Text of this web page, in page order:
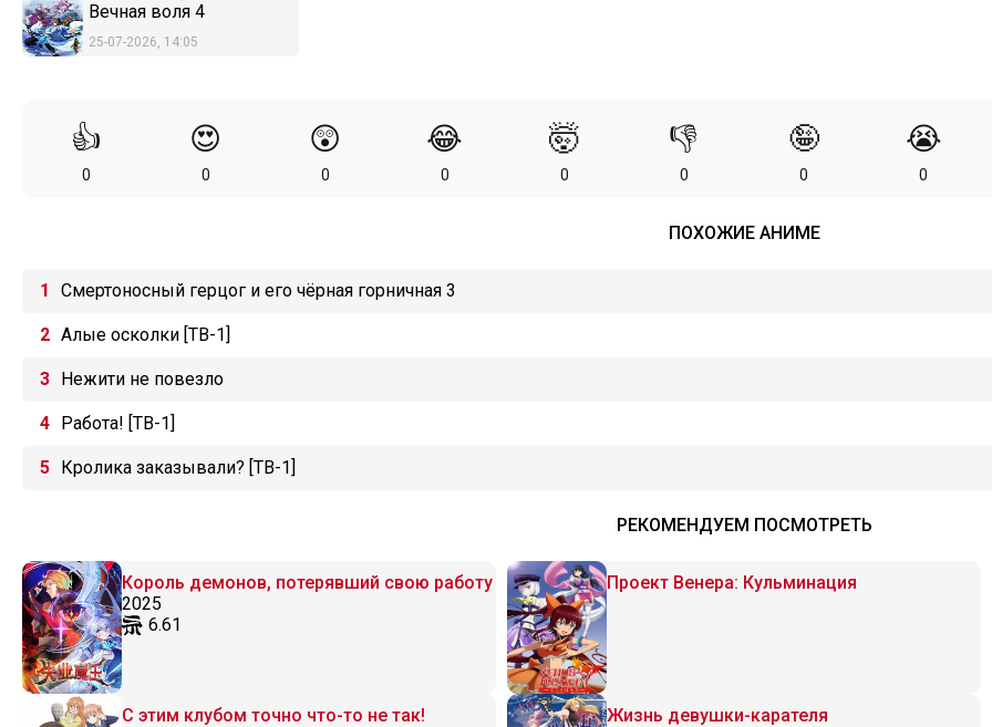
Вечная воля 4
25-07-2026, 14:05
👍
0
😍
0
😲
0
😂
0
🤯
0
👎
0
🤪
0
😭
0
ПОХОЖИЕ АНИМЕ
Смертоносный герцог и его чёрная горничная 3
Алые осколки [ТВ-1]
Нежити не повезло
Работа! [ТВ-1]
Кролика заказывали? [ТВ-1]
РЕКОМЕНДУЕМ ПОСМОТРЕТЬ
Король демонов, потерявший свою работу
2025
6.61
Проект Венера: Кульминация
С этим клубом точно что-то не так! Жизнь девушки-карателя